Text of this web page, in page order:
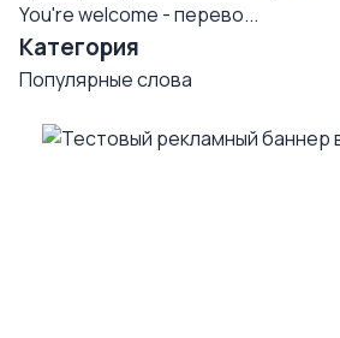
You're welcome - перево...
Категория
Популярные слова